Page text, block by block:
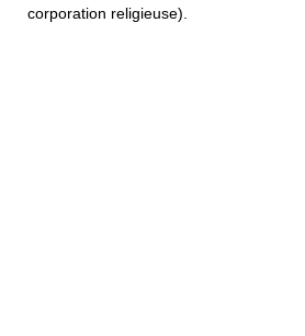
corporation religieuse).